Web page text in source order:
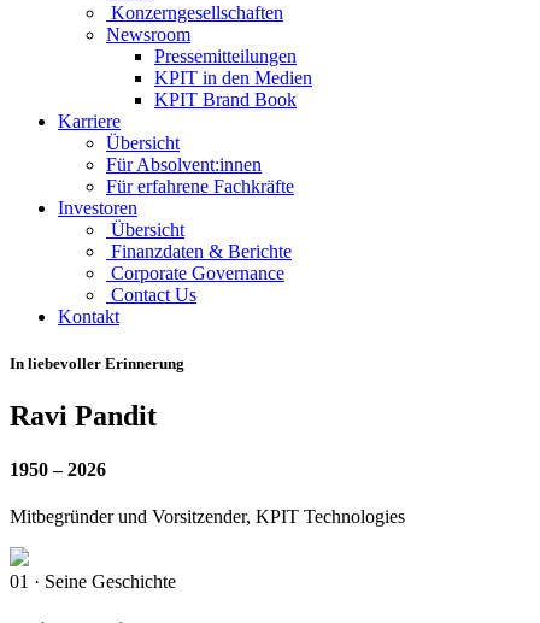
Konzerngesellschaften
Newsroom
Pressemitteilungen
KPIT in den Medien
KPIT Brand Book
Karriere
Übersicht
Für Absolvent:innen
Für erfahrene Fachkräfte
Investoren
Übersicht
Finanzdaten & Berichte
Corporate Governance
Contact Us
Kontakt
In liebevoller Erinnerung
Ravi Pandit
1950 – 2026
Mitbegründer und Vorsitzender, KPIT Technologies
01 · Seine Geschichte